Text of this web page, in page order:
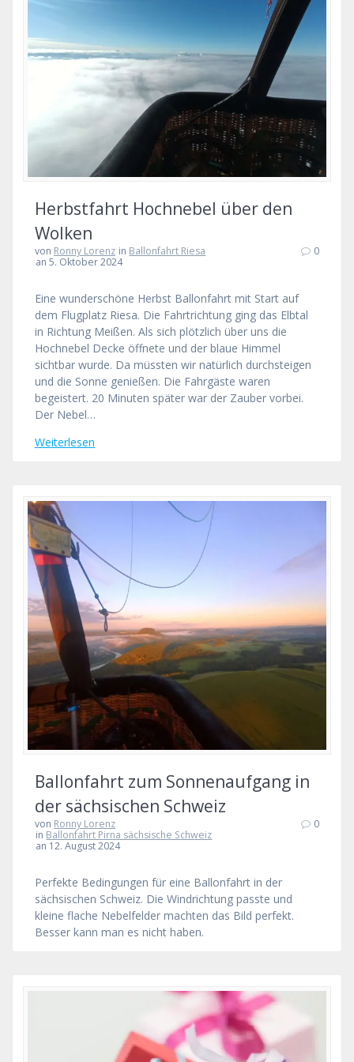
Herbstfahrt Hochnebel über den
Wolken
von Ronny Lorenz in Ballonfahrt Riesa
an 5. Oktober 2024
0
Eine wunderschöne Herbst Ballonfahrt mit Start auf
dem Flugplatz Riesa. Die Fahrtrichtung ging das Elbtal
in Richtung Meißen. Als sich plötzlich über uns die
Hochnebel Decke öffnete und der blaue Himmel
sichtbar wurde. Da müssten wir natürlich durchsteigen
und die Sonne genießen. Die Fahrgäste waren
begeistert. 20 Minuten später war der Zauber vorbei.
Der Nebel…
Weiterlesen
Ballonfahrt zum Sonnenaufgang in
der sächsischen Schweiz
von Ronny Lorenz
in Ballonfahrt Pirna sächsische Schweiz
an 12. August 2024
0
Perfekte Bedingungen für eine Ballonfahrt in der
sächsischen Schweiz. Die Windrichtung passte und
kleine flache Nebelfelder machten das Bild perfekt.
Besser kann man es nicht haben.